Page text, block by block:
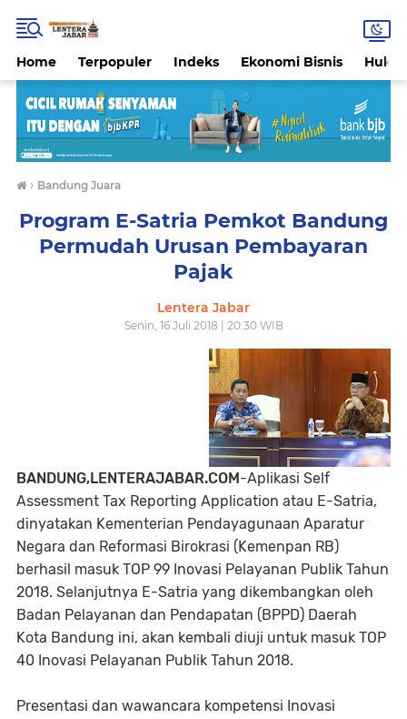
Home Terpopuler Indeks Ekonomi Bisnis
› Bandung Juara
Program E-Satria Pemkot Bandung
Permudah Urusan Pembayaran
Pajak
Lentera Jabar
Senin, 16 Juli 2018 | 20:30 WIB
BANDUNG,LENTERAJABAR.COM-Aplikasi Self
Assessment Tax Reporting Application atau E-Satria,
dinyatakan Kementerian Pendayagunaan Aparatur
Negara dan Reformasi Birokrasi (Kemenpan RB)
berhasil masuk TOP 99 Inovasi Pelayanan Publik Tahun
2018. Selanjutnya E-Satria yang dikembangkan oleh
Badan Pelayanan dan Pendapatan (BPPD) Daerah
Kota Bandung ini, akan kembali diuji untuk masuk TOP
40 Inovasi Pelayanan Publik Tahun 2018.
Presentasi dan wawancara kompetensi Inovasi